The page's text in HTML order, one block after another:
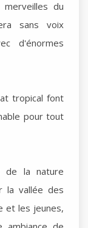
du
sans voix
d'énormes
tropical font
pour tout
de la nature
la vallée des
et les jeunes,